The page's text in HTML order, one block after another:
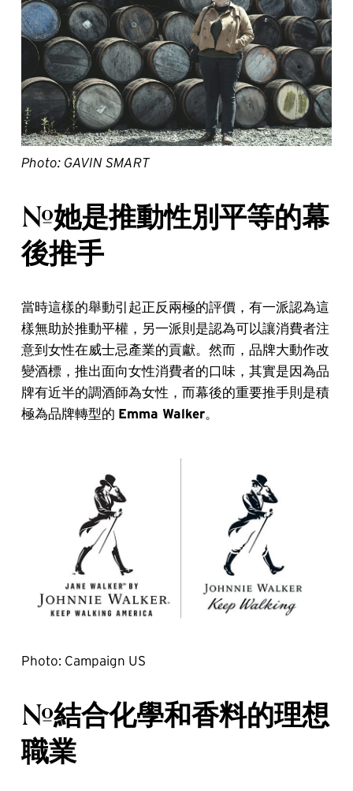
Photo: GAVIN SMART
#她是推動性別平等的幕
後推手
當時這樣的舉動引起正反兩極的評價，有一派認為這
樣無助於推動平權，另一派則是認為可以讓消費者注
意到女性在威士忌產業的貢獻。然而，品牌大動作改
變酒標，推出面向女性消費者的口味，其實是因為品
牌有近半的調酒師為女性，而幕後的重要推手則是積
極為品牌轉型的 Emma Walker。
Photo: Campaign US
#結合化學和香料的理想
職業